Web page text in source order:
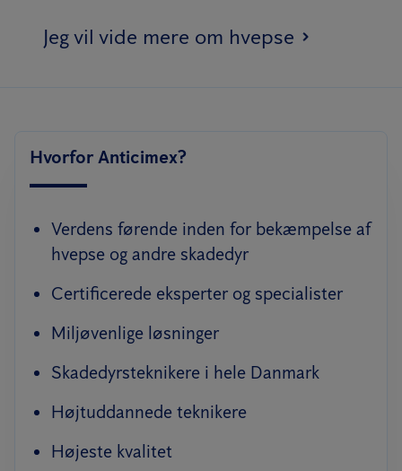
Jeg vil vide mere om hvepse
Hvorfor Anticimex?
Verdens førende inden for bekæmpelse af
hvepse og andre skadedyr
Certificerede eksperter og specialister
Miljøvenlige løsninger
Skadedyrsteknikere i hele Danmark
Højtuddannede teknikere
Højeste kvalitet